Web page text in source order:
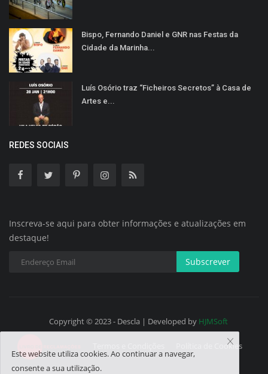
Bispo, Fernando Daniel e GNR nas Festas da
Cidade da Marinha...
Luís Osório traz “Ficheiros Secretos” à Casa de
Artes e...
REDES SOCIAIS
Inscreva-se aqui para obter informações e atualizações em
destaque!
Subscrever
Copyright © 2023 - Descla | Developed by HJMSoft
Política de Cookies
Este website utiliza cookies. Ao continuar a navegar,
consente a sua utilização.